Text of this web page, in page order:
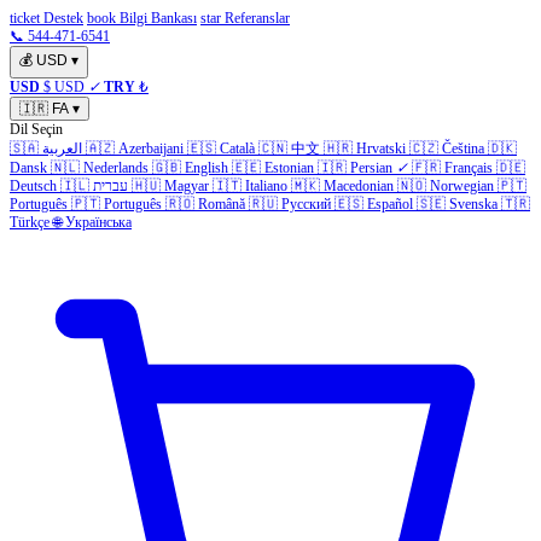
ticket Destek book Bilgi Bankası star Referanslar
📞 544-471-6541
💰 USD ▾
USD $ USD ✓ TRY ₺
🇮🇷 FA ▾
Dil Seçin
🇸🇦 العربية 🇦🇿 Azerbaijani 🇪🇸 Català 🇨🇳 中文 🇭🇷 Hrvatski 🇨🇿 Čeština 🇩🇰
Dansk 🇳🇱 Nederlands 🇬🇧 English 🇪🇪 Estonian 🇮🇷 Persian ✓ 🇫🇷 Français 🇩🇪
Deutsch 🇮🇱 עברית 🇭🇺 Magyar 🇮🇹 Italiano 🇲🇰 Macedonian 🇳🇴 Norwegian 🇵🇹
Português 🇵🇹 Português 🇷🇴 Română 🇷🇺 Русский 🇪🇸 Español 🇸🇪 Svenska 🇹🇷
Türkçe 🌐 Українська